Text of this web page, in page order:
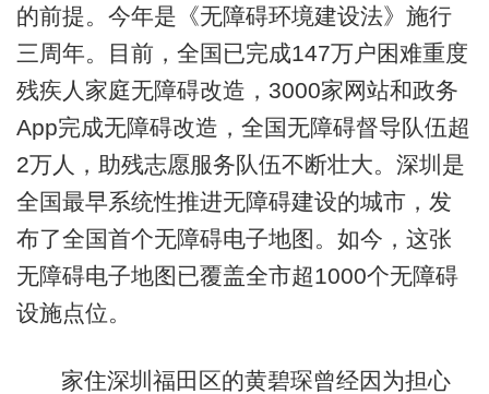
的前提。今年是《无障碍环境建设法》施行
三周年。目前，全国已完成147万户困难重度
残疾人家庭无障碍改造，3000家网站和政务
App完成无障碍改造，全国无障碍督导队伍超
2万人，助残志愿服务队伍不断壮大。深圳是
全国最早系统性推进无障碍建设的城市，发
布了全国首个无障碍电子地图。如今，这张
无障碍电子地图已覆盖全市超1000个无障碍
设施点位。
家住深圳福田区的黄碧琛曾经因为担心